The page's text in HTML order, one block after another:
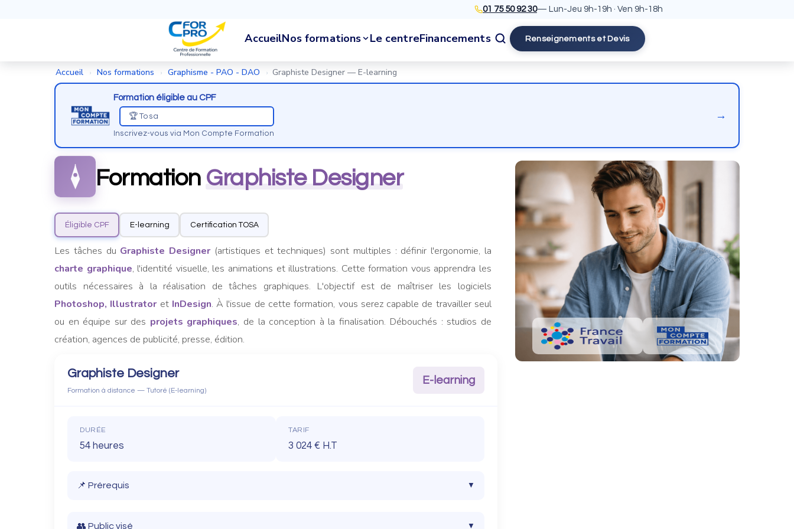
01 75 50 92 30— Lun-Jeu 9h-19h · Ven 9h-18h
AccueilNos formations Le centreFinancements Renseignements et Devis
Accueil › Nos formations › Graphisme - PAO - DAO › Graphiste Designer — E-learning
Formation éligible au CPF
🏆 Tosa
Inscrivez-vous via Mon Compte Formation
→
Formation Graphiste Designer
Éligible CPF E-learning Certification TOSA
Les tâches du Graphiste Designer(artistiques et techniques) sont multiples : définir l'ergonomie, la
charte graphique, l'identité visuelle, les animations et illustrations. Cette formation vous apprendra les
outils nécessaires à la réalisation de tâches graphiques. L'objectif est de maîtriser les logiciels
Photoshop, Illustratoret InDesign. À l'issue de cette formation, vous serez capable de travailler seul
ou en équipe sur des projets graphiques, de la conception à la finalisation. Débouchés : studios de
création, agences de publicité, presse, édition.
Graphiste Designer
Formation à distance — Tutoré (E-learning)
E-learning
DURÉE
54 heures
TARIF
3 024 € H.T
📌 Prérequis ▼
Connaître l'environnement Windows ou équivalent. Une connaissance du HTML est un plus.
👥 Public visé ▼